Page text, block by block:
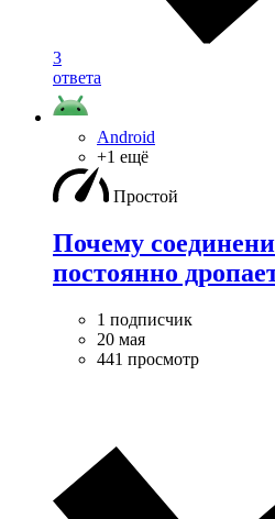
3
ответа
Android
+1 ещё
Простой
Почему
постоянно
1 подписчик
20 мая
441 просмотр